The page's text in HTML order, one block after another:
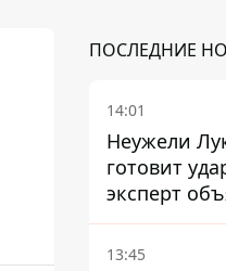
ПОСЛЕДНИЕ
14:01
Неужели
готовит
эксперт
настоящее
новой
13:45